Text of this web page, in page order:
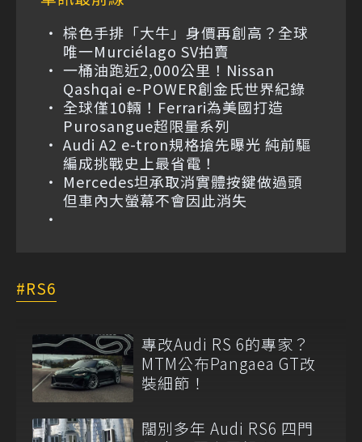
棕色手排「大牛」身價再創高？全球
唯一Murciélago SV拍賣
一桶油跑近2,000公里！Nissan
Qashqai e-POWER創金氏世界紀錄
全球僅10輛！Ferrari為美國打造
Purosangue超限量系列
Audi A2 e-tron規格搶先曝光 純前驅
編成挑戰史上最省電！
Mercedes坦承取消實體按鍵做過頭
但車內大螢幕不會因此消失
RS6
專改Audi RS 6的專家？
MTM公布Pangaea GT改
裝細節！
闊別多年 Audi RS6 四門